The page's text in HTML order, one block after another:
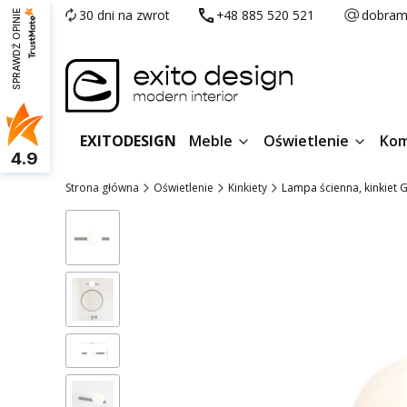
30 dni na zwrot +48 885 520 521
EXITODESIGN Meble Oświetlenie
Strona główna Oświetlenie Kinkiety Lampa ścienna, kinkiet
SPRAWDŹ OPINIE
4.9